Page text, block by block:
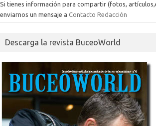
Si tienes información para compartir (fotos,
enviarnos un mensaje a Contacto Redacción
Descarga la revista BuceoWorld